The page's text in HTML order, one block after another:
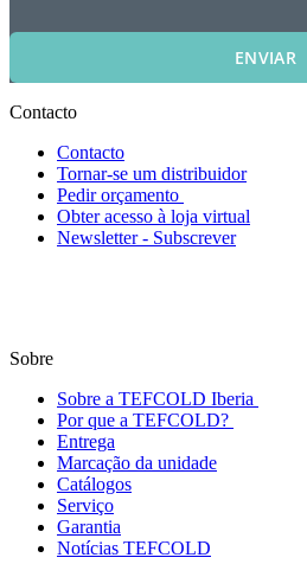
ENVIAR
Contacto
Contacto
Tornar-se um distribuidor
Pedir orçamento
Obter acesso à loja virtual
Newsletter - Subscrever
Sobre
Sobre a TEFCOLD Iberia
Por que a TEFCOLD?
Entrega
Marcação da unidade
Catálogos
Serviço
Garantia
Notícias TEFCOLD